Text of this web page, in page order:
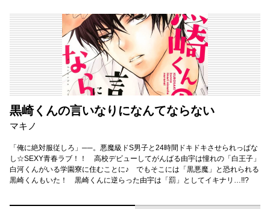
黒崎くんの言いなりになんてならない
マキノ
「俺に絶対服従しろ」──。悪魔級ドS男子と24時間ドキドキさせられっぱな
し☆SEXY青春ラブ！！ 高校デビューしてがんばる由宇は憧れの「白王子」
白河くんがいる学園寮に住むことに♪ でもそこには「黒悪魔」と恐れられる
黒崎くんもいた！ 黒崎くんに逆らった由宇は「罰」としてイキナリ…!!?